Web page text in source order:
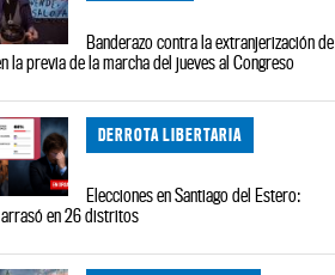
Banderazo contra la extranjerización de
la previa de la marcha del jueves al Congreso
DERROTA LIBERTARIA
Elecciones en Santiago del Estero:
en 26 distritos